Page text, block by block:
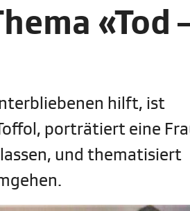
«Tod
hilft, ist
porträtiert eine
und thematisiert